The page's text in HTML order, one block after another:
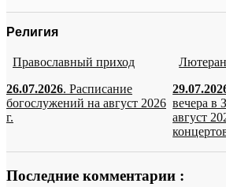
Религия
Православный приход
26.07.2026. Расписание
богослужений на август 2026
г.
вечера в
август
Последние комментарии :